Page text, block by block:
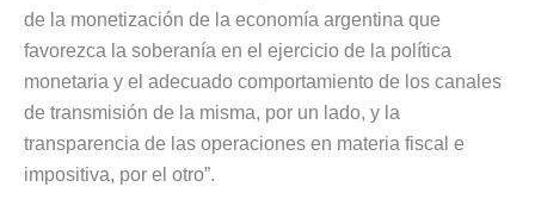
de la monetización de la economía argentina que
favorezca la soberanía en el ejercicio de la política
monetaria y el adecuado comportamiento de los canales
de transmisión de la misma, por un lado, y la
transparencia de las operaciones en materia fiscal e
impositiva, por el otro”.